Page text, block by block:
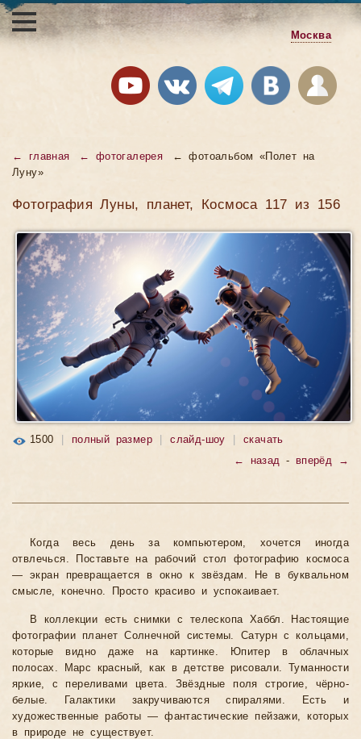
Москва
← главная ← фотогалерея
← фотоальбом «Полет на
Луну»
Фотография Луны, планет, Космоса 117 из 156
1500 полный размер слайд-шоу
скачать
← назад - вперёд →
Когда весь день за компьютером, хочется иногда
отвлечься. Поставьте на рабочий стол фотографию космоса
— экран превращается в окно к звёздам. Не в буквальном
смысле, конечно. Просто красиво и успокаивает.
В коллекции есть снимки с телескопа Хаббл. Настоящие
фотографии планет Солнечной системы. Сатурн с кольцами,
которые видно даже на картинке. Юпитер в облачных
полосах. Марс красный, как в детстве рисовали. Туманности
яркие, с переливами цвета. Звёздные поля строгие, чёрно-
белые. Галактики закручиваются спиралями. Есть и
художественные работы — фантастические пейзажи, которых
в природе не существует.